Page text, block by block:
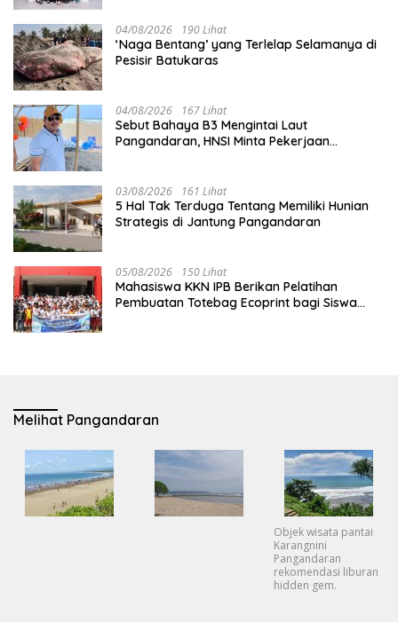
04/08/2026 190 Lihat
‘Naga Bentang’ yang Terlelap Selamanya di
Pesisir Batukaras
04/08/2026 167 Lihat
Sebut Bahaya B3 Mengintai Laut
Pangandaran, HNSI Minta Pekerjaan
03/08/2026 161 Lihat
5 Hal Tak Terduga Tentang Memiliki Hunian
Strategis di Jantung Pangandaran
05/08/2026 150 Lihat
Mahasiswa KKN IPB Berikan Pelatihan
Pembuatan Totebag Ecoprint bagi Siswa
Melihat Pangandaran
Objek wisata pantai
Karangnini
Pangandaran
rekomendasi liburan
hidden gem.